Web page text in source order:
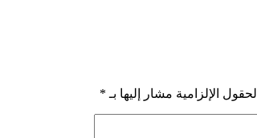
الحقول الإلزامية مشار إليها بـ *